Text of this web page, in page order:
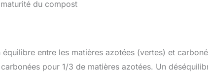
du compost
entre les matières azotées (vertes) et
pour 1/3 de matières azotées. Un